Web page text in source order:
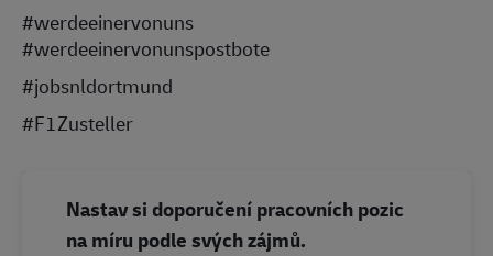
#werdeeinervonuns
#werdeeinervonunspostbote
#jobsnldortmund
#F1Zusteller
Nastav si doporučení pracovních pozic
na míru podle svých zájmů.